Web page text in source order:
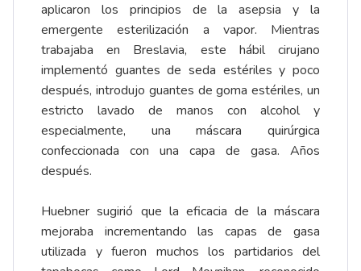
aplicaron los principios de la asepsia y la
emergente esterilización a vapor. Mientras
trabajaba en Breslavia, este hábil cirujano
implementó guantes de seda estériles y poco
después, introdujo guantes de goma estériles, un
estricto lavado de manos con alcohol y
especialmente, una máscara quirúrgica
confeccionada con una capa de gasa. Años
después.
Huebner sugirió que la eficacia de la máscara
mejoraba incrementando las capas de gasa
utilizada y fueron muchos los partidarios del